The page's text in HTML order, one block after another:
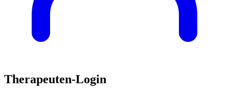
Therapeuten-Login